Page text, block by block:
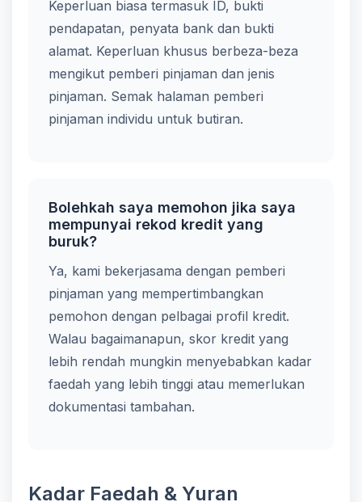
Keperluan biasa termasuk ID, bukti
pendapatan, penyata bank dan bukti
alamat. Keperluan khusus berbeza-beza
mengikut pemberi pinjaman dan jenis
pinjaman. Semak halaman pemberi
pinjaman individu untuk butiran.
Bolehkah saya memohon jika saya
mempunyai rekod kredit yang
buruk?
Ya, kami bekerjasama dengan pemberi
pinjaman yang mempertimbangkan
pemohon dengan pelbagai profil kredit.
Walau bagaimanapun, skor kredit yang
lebih rendah mungkin menyebabkan kadar
faedah yang lebih tinggi atau memerlukan
dokumentasi tambahan.
Kadar Faedah & Yuran